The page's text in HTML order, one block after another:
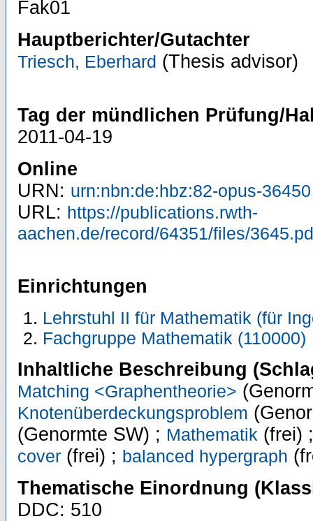
Fak01
Hauptberichter/Gutachter
Triesch, Eberhard (Thesis advisor)
Tag der mündlichen Prüfung/
2011-04-19
Online
URN: urn:nbn:de:hbz:82-opus-36450
URL: https://publications.rwth-
aachen.de/record/64351/files/
Einrichtungen
Lehrstuhl II für Mathematik (für
Fachgruppe Mathematik (110000)
Inhaltliche Beschreibung
Matching <Graphentheorie>
Knotenüberdeckungsproblem
(Genormte SW) ; Mathematik (frei)
cover (frei) ; balanced hypergraph
Thematische Einordnung
DDC: 510